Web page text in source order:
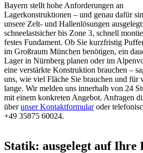
Bayern stellt hohe Anforderungen an
Lagerkonstruktionen – und genau dafür
unsere Zelt- und Hallenlösungen ausgelegt:
schneelastsicher bis Zone 3, schnell
festes Fundament. Ob Sie kurzfristig
im Großraum München benötigen, ein
Lager in Nürnberg planen oder im
eine verstärkte Konstruktion brauchen –
uns, wie viel Fläche Sie brauchen und für
lange. Wir melden uns innerhalb von 24
mit einem konkreten Angebot. Anfragen
überunser Kontaktformularoder
+49 35875 60024.
Statik: ausgelegt auf Ihre